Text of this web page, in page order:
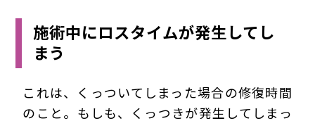
施術中にロスタイムが発生してし
まう
これは、くっついてしまった場合の修復時間
のこと。もしも、くっつきが発生してしまっ